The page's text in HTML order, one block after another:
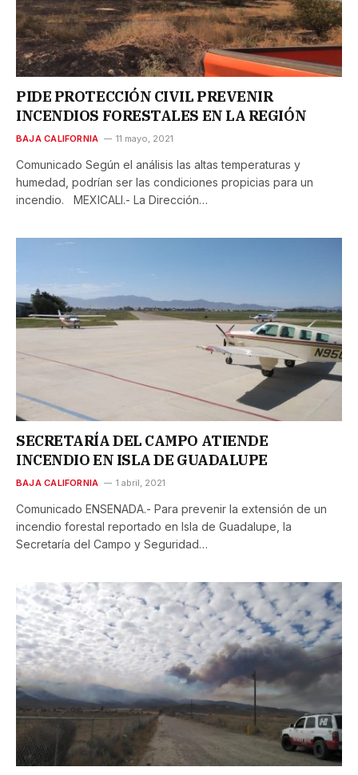
PIDE PROTECCIÓN CIVIL PREVENIR
INCENDIOS FORESTALES EN LA REGIÓN
BAJA CALIFORNIA 11 mayo, 2021
Comunicado Según el análisis las altas temperaturas y
humedad, podrían ser las condiciones propicias para un
incendio. MEXICALI.- La Dirección…
SECRETARÍA DEL CAMPO ATIENDE
INCENDIO EN ISLA DE GUADALUPE
BAJA CALIFORNIA 1 abril, 2021
Comunicado ENSENADA.- Para prevenir la extensión de un
incendio forestal reportado en Isla de Guadalupe, la
Secretaría del Campo y Seguridad…